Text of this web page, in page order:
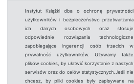
Instytut Książki dba o ochronę prywatności
użytkowników i bezpieczeństwo przetwarzania
ich danych osobowych oraz stosuje
odpowiednie rozwiązania technologiczne
zapobiegające ingerencji osób trzecich w
prywatność użytkowników. Używamy także
plików cookies, by ułatwić korzystanie z naszych
serwisów oraz do celów statystycznych.Jeśli nie
chcesz, by pliki cookies były zapisywane na